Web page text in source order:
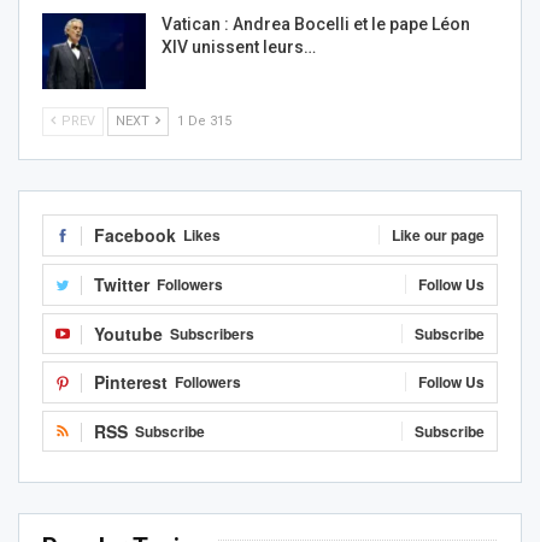
Vatican : Andrea Bocelli et le pape Léon
XIV unissent leurs…
PREV NEXT 1 De 315
Facebook Likes Like our page
Twitter Followers Follow Us
Youtube Subscribers Subscribe
Pinterest Followers Follow Us
RSS Subscribe Subscribe